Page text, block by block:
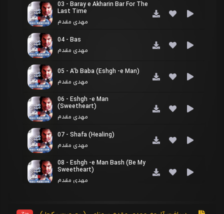
03 - Baray e Akharin Bar For The
Last Time
مهدی مقدم
04 - Bas
مهدی مقدم
05 - A'b Baba (Eshgh -e Man)
مهدی مقدم
06 - Eshgh -e Man
(Sweetheart)
مهدی مقدم
07 - Shafa (Healing)
مهدی مقدم
08 - Eshgh -e Man Bash (Be My
Sweetheart)
مهدی مقدم